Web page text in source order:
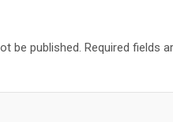
be published. Required fields